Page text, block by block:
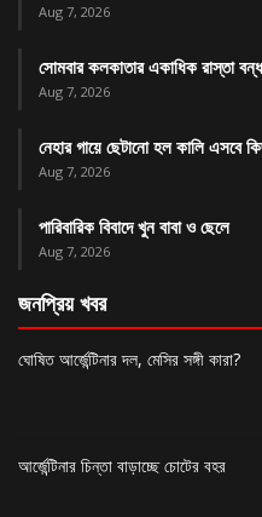
Aug 7, 2026
সোমবার কলকাতার একাধিক রাস্তা
Aug 7, 2026
নেহার গায়ে ছেটানো হল কালি এসবে
Aug 7, 2026
পারিবারিক বিবাদে খুন বাবা ও ছেলে
Aug 7, 2026
জনপ্রিয় খবর
ঘোষিত আর্জেন্টিনার দল, মেসির সঙ্গী কারা?
আর্জেন্টিনার চিন্তা বাড়াচ্ছে চোটের বহর